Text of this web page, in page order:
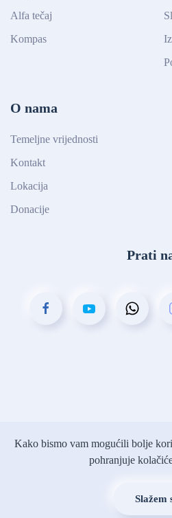
Alfa tečaj
Kompas
O nama
Temeljne vrijednosti
Kontakt
Lokacija
Donacije
Prati
Kako bismo vam mogućili bolje
pohranjuje
Slažem